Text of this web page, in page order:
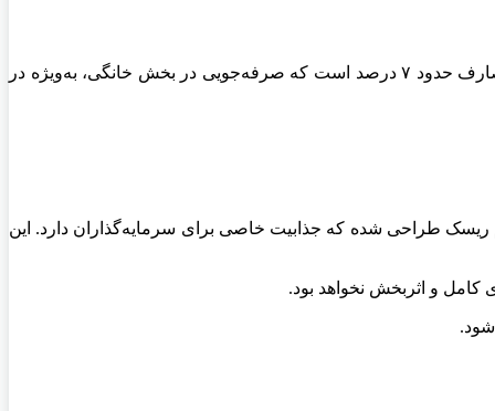
توکلی با ارائه آمار مصرف گاز گفت: سهم صنایع ۳۰ تا ۳۶ درصد، نیروگاه‌ها ۳۰ تا ۳۵ درصد، بخش خانگی ۲۵ درصد و حمل‌ونقل و سایر مصارف حدود ۷ درصد است که صرفه‌جویی در بخش خانگی، به‌ویژه در
با بررسی امکان‌سنجی و تقسیم ریسک طراحی شده که جذابیت خاصی برای سرمایه‌گذاران دارد. این
کامل و اثربخش نخواهد بود.